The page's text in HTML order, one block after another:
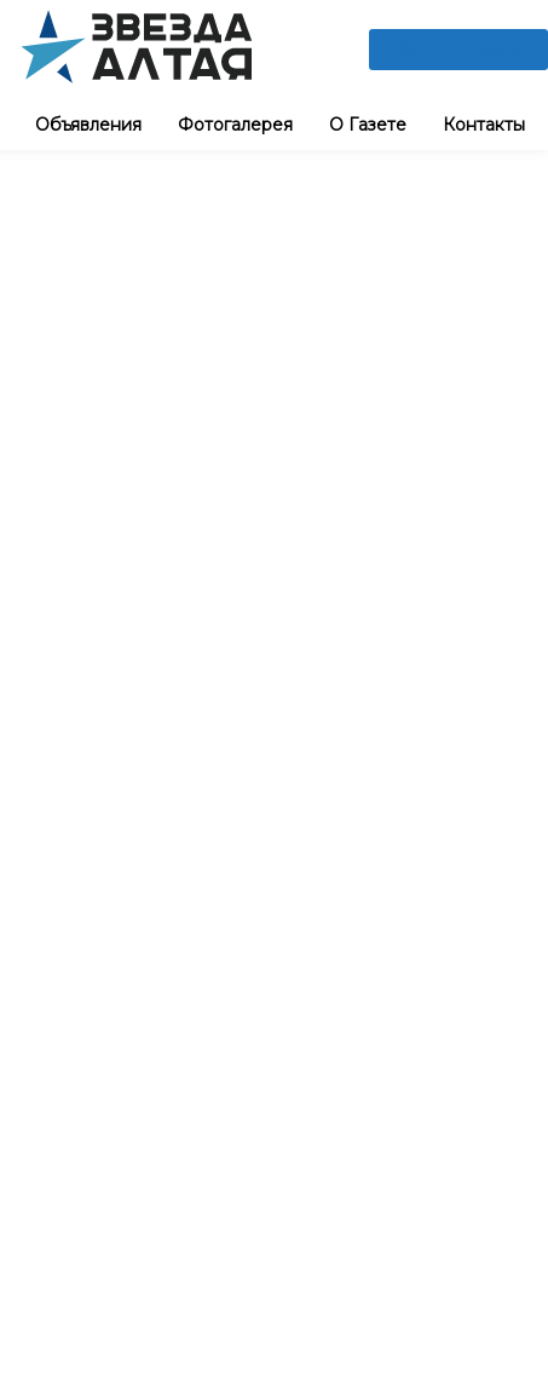
Объявления Фотогалерея О Газете Контакты